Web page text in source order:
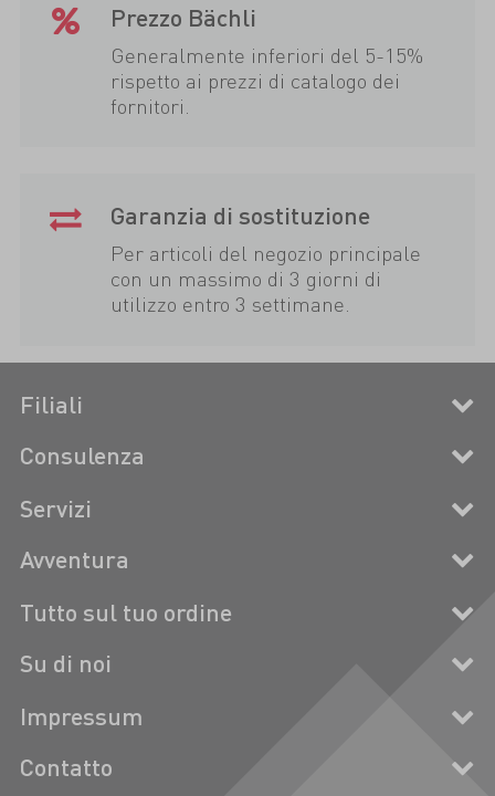
Prezzo Bächli
Generalmente inferiori del 5-15%
rispetto ai prezzi di catalogo dei
fornitori.
Garanzia di sostituzione
Per articoli del negozio principale
con un massimo di 3 giorni di
utilizzo entro 3 settimane.
Filiali
Consulenza
Servizi
Avventura
Tutto sul tuo ordine
Su di noi
Impressum
Contatto